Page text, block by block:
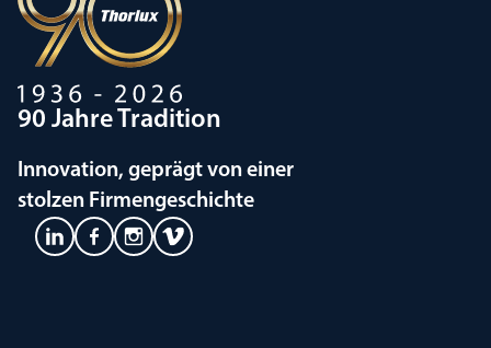
90 Jahre Tradition
Innovation, geprägt von einer
stolzen Firmengeschichte